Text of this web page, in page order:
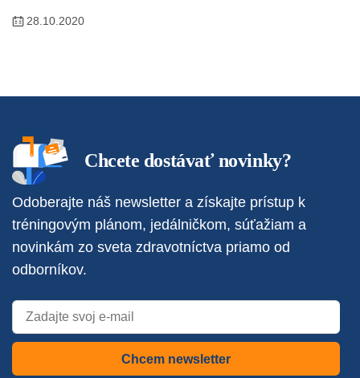
28.10.2020
Chcete dostávať novinky?
Odoberajte náš newsletter a získajte prístup k
tréningovým plánom, jedálničkom, súťažiam a
novinkám zo sveta zdravotníctva priamo od
odborníkov.
Chcem newsletter